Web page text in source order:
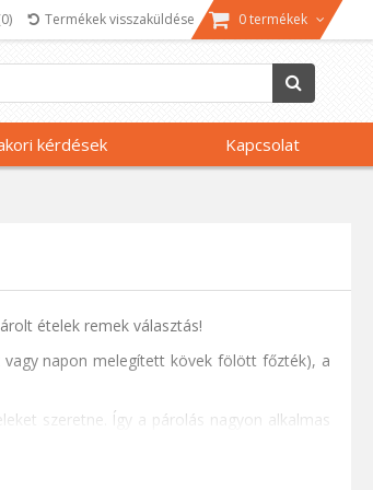
Termékek visszaküldése 0 termékek
kérdések Kapcsolat
ételek remek választás!
napon melegített kövek fölött főzték), a
szeretne. Így a párolás nagyon alkalmas
megőrzi az étel természetes színét és